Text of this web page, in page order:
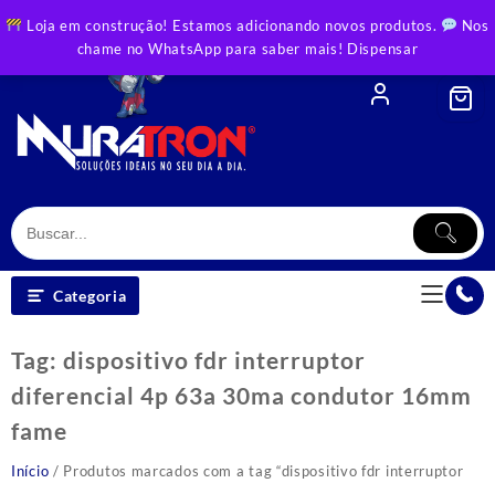
Loja em construção! Estamos adicionando novos produtos.
Nos
chame no WhatsApp para saber mais! Dispensar
to
Categoria
Tag: dispositivo fdr interruptor
diferencial 4p 63a 30ma condutor 16mm
fame
Início / Produtos marcados com a tag “dispositivo fdr interruptor